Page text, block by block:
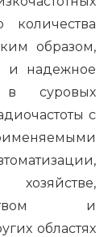
образом,
и надежное
в суровых
с
хозяйстве,
и
областях